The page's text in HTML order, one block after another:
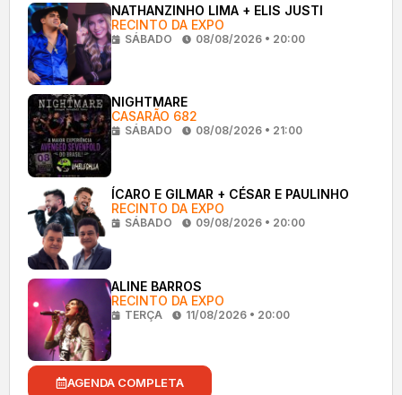
NATHANZINHO LIMA + ELIS JUSTI
RECINTO DA EXPO
SÁBADO 08/08/2026 • 20:00
NIGHTMARE
CASARÃO 682
SÁBADO 08/08/2026 • 21:00
ÍCARO E GILMAR + CÉSAR E PAULINHO
RECINTO DA EXPO
SÁBADO 09/08/2026 • 20:00
ALINE BARROS
RECINTO DA EXPO
TERÇA 11/08/2026 • 20:00
AGENDA COMPLETA